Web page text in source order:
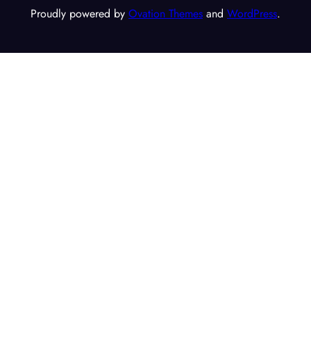
Proudly powered by Ovation Themes and WordPress.